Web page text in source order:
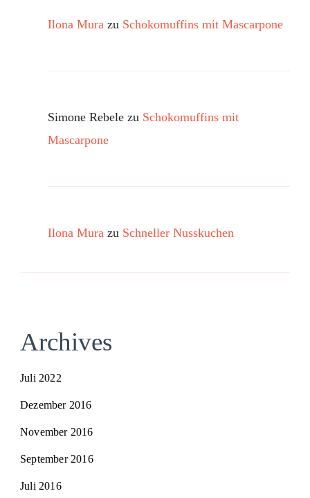
Ilona Mura zu Schokomuffins mit Mascarpone
Simone Rebele zu Schokomuffins mit
Mascarpone
Ilona Mura zu Schneller Nusskuchen
Archives
Juli 2022
Dezember 2016
November 2016
September 2016
Juli 2016